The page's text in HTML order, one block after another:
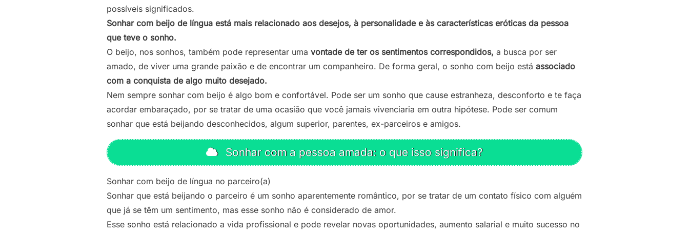
possíveis significados.
Sonhar com beijo de língua está mais relacionado aos desejos, à personalidade e às características eróticas da pessoa
que teve o sonho.
O beijo, nos sonhos, também pode representar uma vontade de ter os sentimentos correspondidos, a busca por ser
amado, de viver uma grande paixão e de encontrar um companheiro. De forma geral, o sonho com beijo está associado
com a conquista de algo muito desejado.
Nem sempre sonhar com beijo é algo bom e confortável. Pode ser um sonho que cause estranheza, desconforto e te faça
acordar embaraçado, por se tratar de uma ocasião que você jamais vivenciaria em outra hipótese. Pode ser comum
sonhar que está beijando desconhecidos, algum superior, parentes, ex-parceiros e amigos.
Sonhar com a pessoa amada: o que isso significa?
Sonhar com beijo de língua no parceiro(a)
Sonhar que está beijando o parceiro é um sonho aparentemente romântico, por se tratar de um contato físico com alguém
que já se têm um sentimento, mas esse sonho não é considerado de amor.
Esse sonho está relacionado a vida profissional e pode revelar novas oportunidades, aumento salarial e muito sucesso no